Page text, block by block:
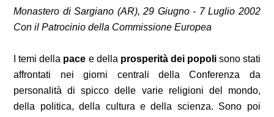
Monastero di Sargiano (AR), 29 Giugno - 7 Luglio 2002
Con il Patrocinio della Commissione Europea
I temi della pace e della prosperità dei popolisono stati
affrontati nei giorni centrali della Conferenza da
personalità di spicco delle varie religioni del mondo,
della politica, della cultura e della scienza. Sono poi